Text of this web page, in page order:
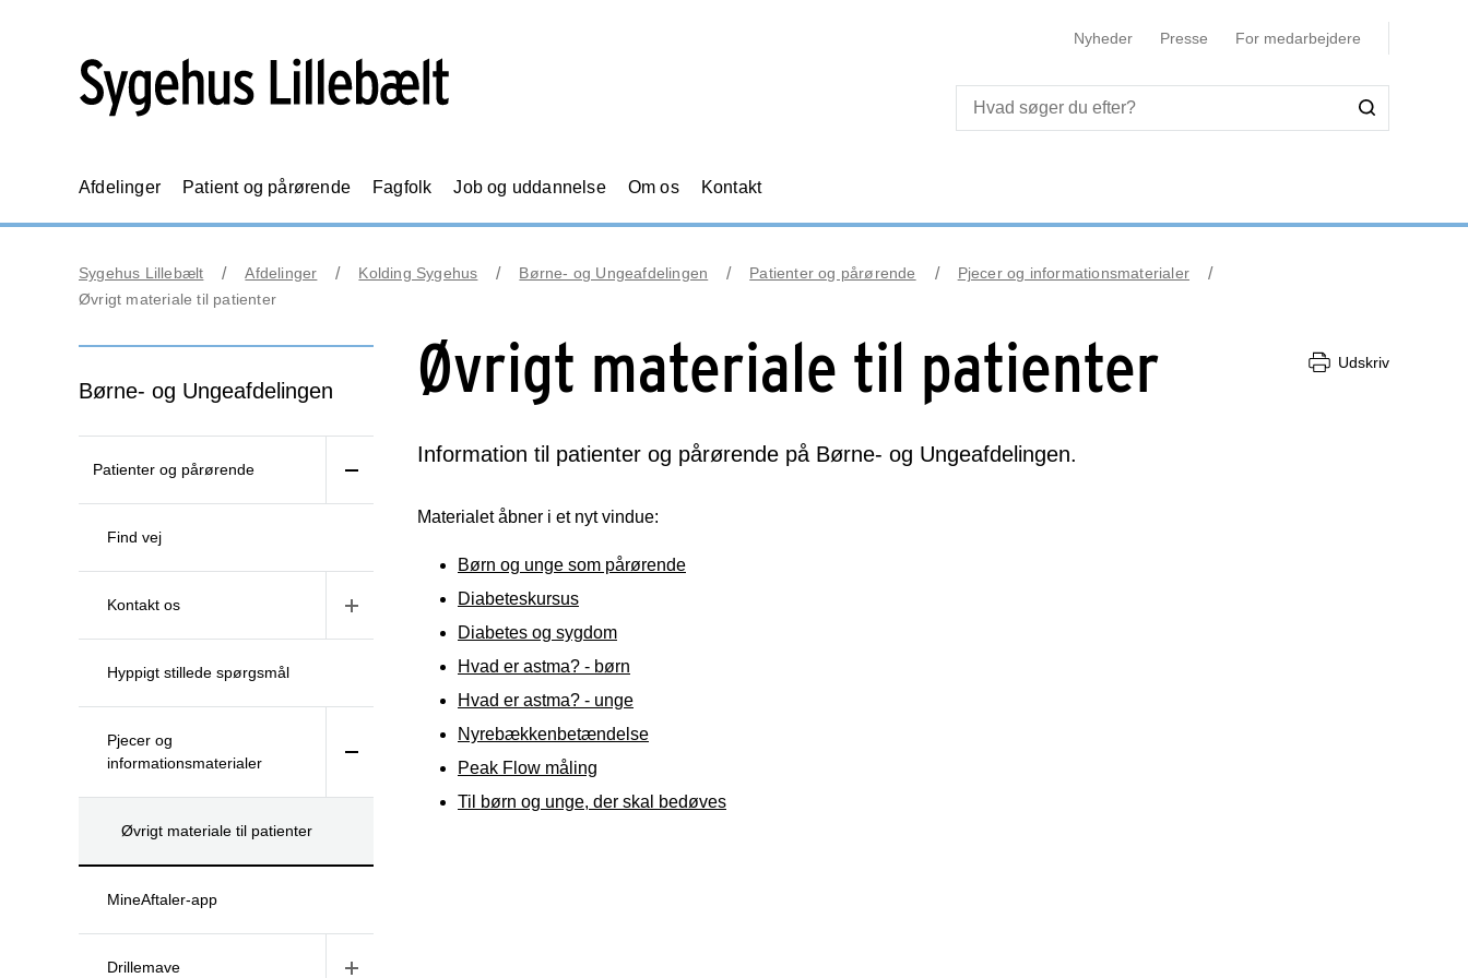
Nyheder Presse For medarbejdere
Afdelinger Patient og pårørende Fagfolk Job og uddannelse Om os Kontakt
Sygehus Lillebælt Afdelinger Kolding Sygehus Børne- og Ungeafdelingen Patienter og pårørende
Pjecer og informationsmaterialer
Øvrigt materiale til patienter
Børne- og Ungeafdelingen
Patienter og pårørende
Find vej
Kontakt os
Hyppigt stillede spørgsmål
Pjecer og
informationsmaterialer
Øvrigt materiale til patienter
MineAftaler-app
Drillemave
Øvrigt materiale til patienter Udskriv
Information til patienter og pårørende på Børne- og Ungeafdelingen.
Materialet åbner i et nyt vindue:
Børn og unge som pårørende
Diabeteskursus
Diabetes og sygdom
Hvad er astma? - børn
Hvad er astma? - unge
Nyrebækkenbetændelse
Peak Flow måling
Til børn og unge, der skal bedøves